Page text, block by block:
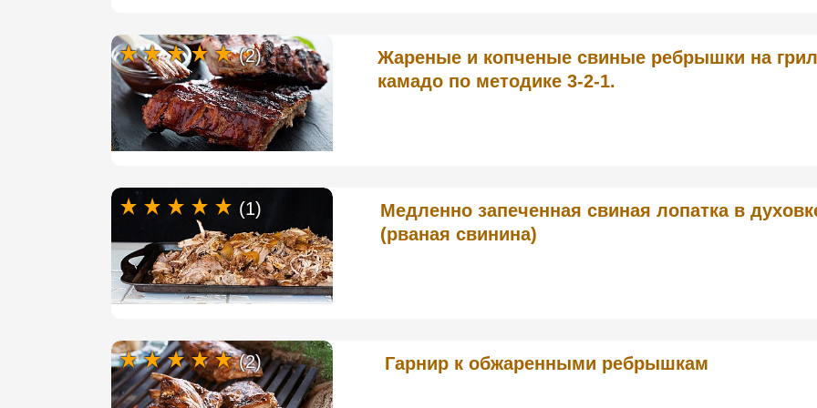
Жареные и копченые свиные ребрышки на
камадо по методике 3-2-1.
(2)
Медленно запеченная свиная лопатка в
(рваная свинина)
(1)
Гарнир к обжаренными ребрышкам
(2)